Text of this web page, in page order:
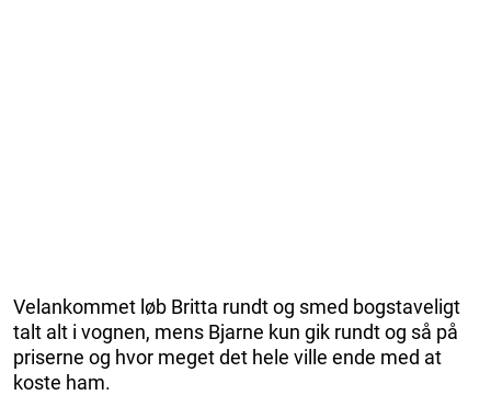
Velankommet løb Britta rundt og smed bogstaveligt
talt alt i vognen, mens Bjarne kun gik rundt og så på
priserne og hvor meget det hele ville ende med at
koste ham.